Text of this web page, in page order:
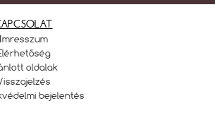
Imresszum
oldalak
bejelentés